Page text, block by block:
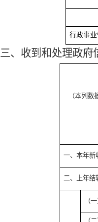
行政事
三、收到和处理政府
（本列
一、本年新
二、上年结
（